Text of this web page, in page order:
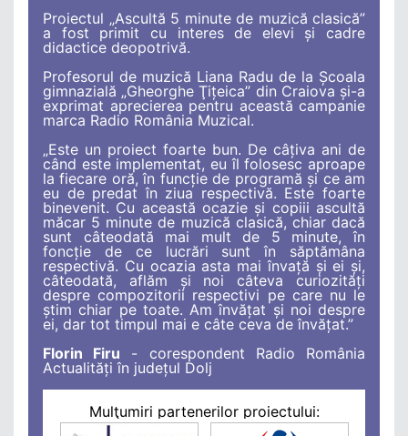
Proiectul „Ascultă 5 minute de muzică clasică”
a fost primit cu interes de elevi şi cadre
didactice deopotrivă.
Profesorul de muzică Liana Radu de la Şcoala
gimnazială „Gheorghe Ţiţeica” din Craiova şi-a
exprimat aprecierea pentru această campanie
marca Radio România Muzical.
„Este un proiect foarte bun. De câţiva ani de
când este implementat, eu îl folosesc aproape
la fiecare oră, în funcţie de programă şi ce am
eu de predat în ziua respectivă. Este foarte
binevenit. Cu această ocazie şi copiii ascultă
măcar 5 minute de muzică clasică, chiar dacă
sunt câteodată mai mult de 5 minute, în
foncţie de ce lucrări sunt în săptămâna
respectivă. Cu ocazia asta mai învaţă şi ei şi,
câteodată, aflăm şi noi câteva curiozităţi
despre compozitorii respectivi pe care nu le
ştim chiar pe toate. Am învăţat şi noi despre
ei, dar tot timpul mai e câte ceva de învăţat.”
Florin Firu - corespondent Radio România
Actualități în județul Dolj
Mulţumiri partenerilor proiectului: